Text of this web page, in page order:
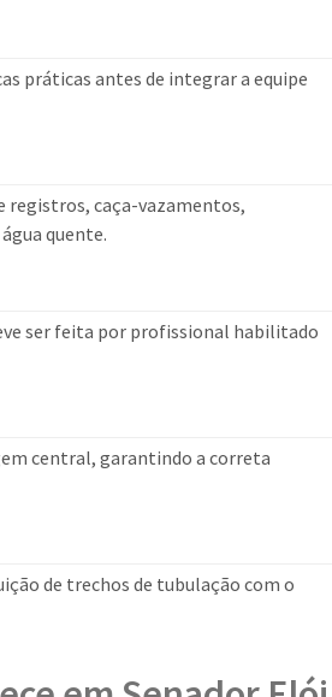
práticas antes de integrar a equipe
registros, caça-vazamentos,
quente.
ser feita por profissional habilitado
central, garantindo a correta
de trechos de tubulação com o